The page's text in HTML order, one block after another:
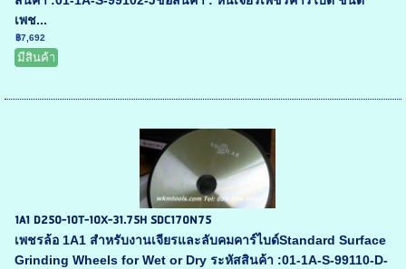
เพช...
฿7,692
มีสินค้า
1A1 D250-10T-10X-31.75H SDC170N75
เพชรล้อ 1A1 สำหรับงานเจียรและลับคมคาร์ไบด์Standard Surface
Grinding Wheels for Wet or Dry ระหัสสินค้า :01-1A-S-99110-D-